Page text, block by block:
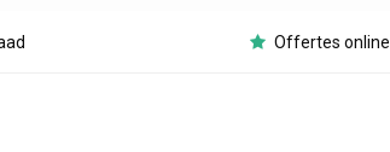
Offertes online